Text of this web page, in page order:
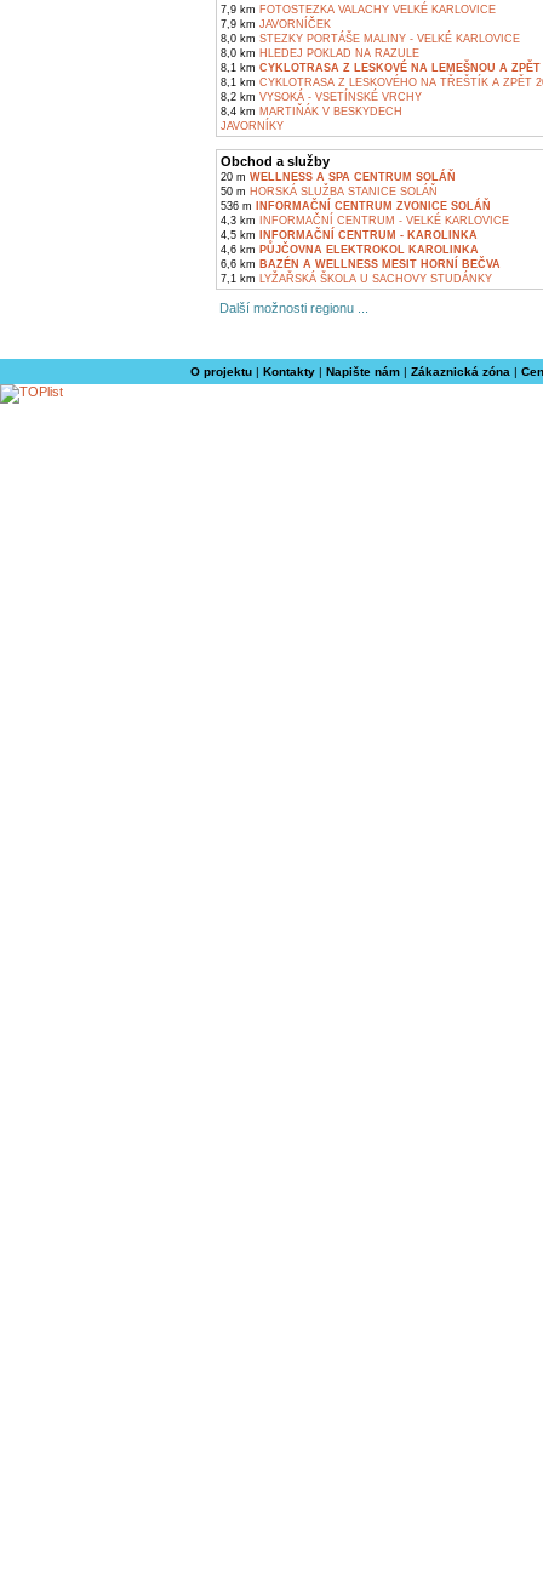
7,9 km FOTOSTEZKA VALACHY VELKÉ KARLOVICE
7,9 km JAVORNÍČEK
8,0 km STEZKY PORTÁŠE MALINY - VELKÉ KARLOVICE
8,0 km HLEDEJ POKLAD NA RAZULE
8,1 km CYKLOTRASA Z LESKOVÉ NA LEMEŠNOU A ZPĚT
8,1 km CYKLOTRASA Z LESKOVÉHO NA TŘEŠTÍK A ZPĚT
8,2 km VYSOKÁ - VSETÍNSKÉ VRCHY
8,4 km MARTIŇÁK V BESKYDECH
JAVORNÍKY
Obchod a služby
20 m WELLNESS A SPA CENTRUM SOLÁŇ
50 m HORSKÁ SLUŽBA STANICE SOLÁŇ
536 m
INFORMAČNÍ CENTRUM ZVONICE SOLÁŇ
4,3 km INFORMAČNÍ CENTRUM - VELKÉ KARLOVICE
4,5 km
INFORMAČNÍ CENTRUM - KAROLINKA
4,6 km PŮJČOVNA ELEKTROKOL KAROLINKA
6,6 km BAZÉN A WELLNESS MESIT HORNÍ BEČVA
7,1 km LYŽAŘSKÁ ŠKOLA U SACHOVY STUDÁNKY
Další možnosti regionu ...
O projektu| Kontakty| Napište nám| Zákaznická zóna |